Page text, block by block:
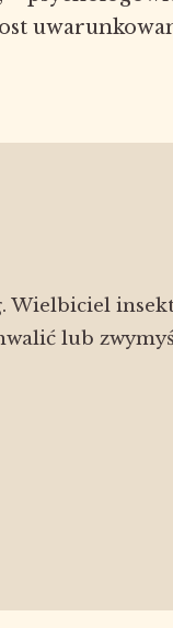
Wielbiciel
lub